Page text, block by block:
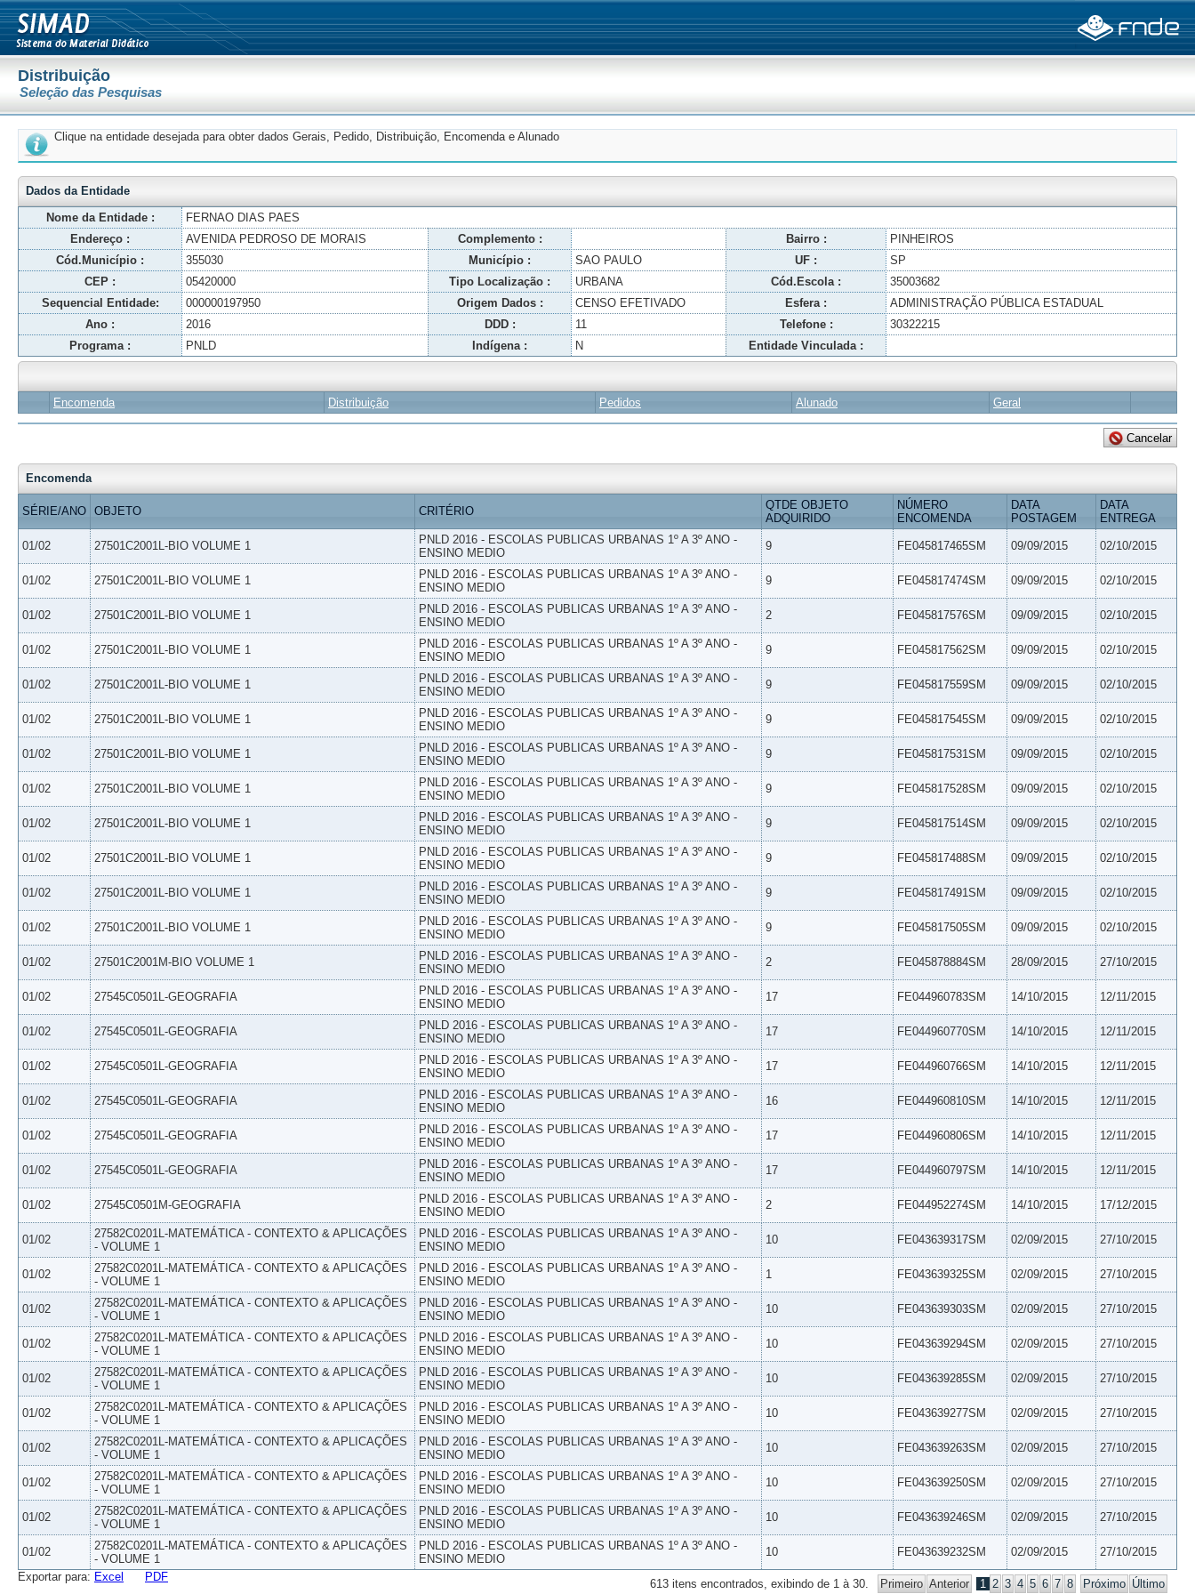
Distribuição
Seleção das Pesquisas
Clique na entidade desejada para obter dados Gerais, Pedido, Distribuição, Encomenda e Alunado
Dados da Entidade
Nome da Entidade :
FERNAO DIAS PAES
Endereço :
AVENIDA PEDROSO DE MORAIS Complemento : Bairro :
PINHEIROS
Cód.Município :
355030 Município : SAO PAULO UF :
SP
CEP :
05420000 Tipo Localização : URBANA Cód.Escola :
35003682
Sequencial Entidade:
000000197950 Origem Dados : CENSO EFETIVADO Esfera :
ADMINISTRAÇÃO PÚBLICA ESTADUAL
Ano :
2016 DDD : 11 Telefone :
30322215
Programa :
PNLD Indígena : N Entidade Vinculada :
Encomenda Distribuição Pedidos Alunado Geral
Encomenda
SÉRIE/ANO OBJETO CRITÉRIO
QTDE OBJETO
ADQUIRIDO
NÚMERO
ENCOMENDA
DATA
POSTAGEM
DATA
ENTREGA
01/02 27501C2001L-BIO VOLUME 1
PNLD 2016 - ESCOLAS PUBLICAS URBANAS 1º A 3º ANO -
ENSINO MEDIO
9 FE045817465SM 09/09/2015 02/10/2015
01/02 27501C2001L-BIO VOLUME 1
PNLD 2016 - ESCOLAS PUBLICAS URBANAS 1º A 3º ANO -
ENSINO MEDIO
9 FE045817474SM 09/09/2015 02/10/2015
01/02 27501C2001L-BIO VOLUME 1
PNLD 2016 - ESCOLAS PUBLICAS URBANAS 1º A 3º ANO -
ENSINO MEDIO
2 FE045817576SM 09/09/2015 02/10/2015
01/02 27501C2001L-BIO VOLUME 1
PNLD 2016 - ESCOLAS PUBLICAS URBANAS 1º A 3º ANO -
ENSINO MEDIO
9 FE045817562SM 09/09/2015 02/10/2015
01/02 27501C2001L-BIO VOLUME 1
PNLD 2016 - ESCOLAS PUBLICAS URBANAS 1º A 3º ANO -
ENSINO MEDIO
9 FE045817559SM 09/09/2015 02/10/2015
01/02 27501C2001L-BIO VOLUME 1
PNLD 2016 - ESCOLAS PUBLICAS URBANAS 1º A 3º ANO -
ENSINO MEDIO
9 FE045817545SM 09/09/2015 02/10/2015
01/02 27501C2001L-BIO VOLUME 1
PNLD 2016 - ESCOLAS PUBLICAS URBANAS 1º A 3º ANO -
ENSINO MEDIO
9 FE045817531SM 09/09/2015 02/10/2015
01/02 27501C2001L-BIO VOLUME 1
PNLD 2016 - ESCOLAS PUBLICAS URBANAS 1º A 3º ANO -
ENSINO MEDIO
9 FE045817528SM 09/09/2015 02/10/2015
01/02 27501C2001L-BIO VOLUME 1
PNLD 2016 - ESCOLAS PUBLICAS URBANAS 1º A 3º ANO -
ENSINO MEDIO
9 FE045817514SM 09/09/2015 02/10/2015
01/02 27501C2001L-BIO VOLUME 1
PNLD 2016 - ESCOLAS PUBLICAS URBANAS 1º A 3º ANO -
ENSINO MEDIO
9 FE045817488SM 09/09/2015 02/10/2015
01/02 27501C2001L-BIO VOLUME 1
PNLD 2016 - ESCOLAS PUBLICAS URBANAS 1º A 3º ANO -
ENSINO MEDIO
9 FE045817491SM 09/09/2015 02/10/2015
01/02 27501C2001L-BIO VOLUME 1
PNLD 2016 - ESCOLAS PUBLICAS URBANAS 1º A 3º ANO -
ENSINO MEDIO
9 FE045817505SM 09/09/2015 02/10/2015
01/02 27501C2001M-BIO VOLUME 1
PNLD 2016 - ESCOLAS PUBLICAS URBANAS 1º A 3º ANO -
ENSINO MEDIO
2 FE045878884SM 28/09/2015 27/10/2015
01/02 27545C0501L-GEOGRAFIA
PNLD 2016 - ESCOLAS PUBLICAS URBANAS 1º A 3º ANO -
ENSINO MEDIO
17 FE044960783SM 14/10/2015 12/11/2015
01/02 27545C0501L-GEOGRAFIA
PNLD 2016 - ESCOLAS PUBLICAS URBANAS 1º A 3º ANO -
ENSINO MEDIO
17 FE044960770SM 14/10/2015 12/11/2015
01/02 27545C0501L-GEOGRAFIA
PNLD 2016 - ESCOLAS PUBLICAS URBANAS 1º A 3º ANO -
ENSINO MEDIO
17 FE044960766SM 14/10/2015 12/11/2015
01/02 27545C0501L-GEOGRAFIA
PNLD 2016 - ESCOLAS PUBLICAS URBANAS 1º A 3º ANO -
ENSINO MEDIO
16 FE044960810SM 14/10/2015 12/11/2015
01/02 27545C0501L-GEOGRAFIA
PNLD 2016 - ESCOLAS PUBLICAS URBANAS 1º A 3º ANO -
ENSINO MEDIO
17 FE044960806SM 14/10/2015 12/11/2015
01/02 27545C0501L-GEOGRAFIA
PNLD 2016 - ESCOLAS PUBLICAS URBANAS 1º A 3º ANO -
ENSINO MEDIO
17 FE044960797SM 14/10/2015 12/11/2015
01/02 27545C0501M-GEOGRAFIA
PNLD 2016 - ESCOLAS PUBLICAS URBANAS 1º A 3º ANO -
ENSINO MEDIO
2 FE044952274SM 14/10/2015 17/12/2015
01/02
27582C0201L-MATEMÁTICA - CONTEXTO & APLICAÇÕES
- VOLUME 1
PNLD 2016 - ESCOLAS PUBLICAS URBANAS 1º A 3º ANO -
ENSINO MEDIO
10 FE043639317SM 02/09/2015 27/10/2015
01/02
27582C0201L-MATEMÁTICA - CONTEXTO & APLICAÇÕES
- VOLUME 1
PNLD 2016 - ESCOLAS PUBLICAS URBANAS 1º A 3º ANO -
ENSINO MEDIO
1 FE043639325SM 02/09/2015 27/10/2015
01/02
27582C0201L-MATEMÁTICA - CONTEXTO & APLICAÇÕES
- VOLUME 1
PNLD 2016 - ESCOLAS PUBLICAS URBANAS 1º A 3º ANO -
ENSINO MEDIO
10 FE043639303SM 02/09/2015 27/10/2015
01/02
27582C0201L-MATEMÁTICA - CONTEXTO & APLICAÇÕES
- VOLUME 1
PNLD 2016 - ESCOLAS PUBLICAS URBANAS 1º A 3º ANO -
ENSINO MEDIO
10 FE043639294SM 02/09/2015 27/10/2015
01/02
27582C0201L-MATEMÁTICA - CONTEXTO & APLICAÇÕES
- VOLUME 1
PNLD 2016 - ESCOLAS PUBLICAS URBANAS 1º A 3º ANO -
ENSINO MEDIO
10 FE043639285SM 02/09/2015 27/10/2015
01/02
27582C0201L-MATEMÁTICA - CONTEXTO & APLICAÇÕES
- VOLUME 1
PNLD 2016 - ESCOLAS PUBLICAS URBANAS 1º A 3º ANO -
ENSINO MEDIO
10 FE043639277SM 02/09/2015 27/10/2015
01/02
27582C0201L-MATEMÁTICA - CONTEXTO & APLICAÇÕES
- VOLUME 1
PNLD 2016 - ESCOLAS PUBLICAS URBANAS 1º A 3º ANO -
ENSINO MEDIO
10 FE043639263SM 02/09/2015 27/10/2015
01/02
27582C0201L-MATEMÁTICA - CONTEXTO & APLICAÇÕES
- VOLUME 1
PNLD 2016 - ESCOLAS PUBLICAS URBANAS 1º A 3º ANO -
ENSINO MEDIO
10 FE043639250SM 02/09/2015 27/10/2015
01/02
27582C0201L-MATEMÁTICA - CONTEXTO & APLICAÇÕES
- VOLUME 1
PNLD 2016 - ESCOLAS PUBLICAS URBANAS 1º A 3º ANO -
ENSINO MEDIO
10 FE043639246SM 02/09/2015 27/10/2015
01/02
27582C0201L-MATEMÁTICA - CONTEXTO & APLICAÇÕES
- VOLUME 1
PNLD 2016 - ESCOLAS PUBLICAS URBANAS 1º A 3º ANO -
ENSINO MEDIO
10 FE043639232SM 02/09/2015 27/10/2015
613 itens encontrados, exibindo de 1 à 30. Primeiro Anterior 1 2 3 4 5 6 7 8 Próximo Último
Exportar para: Excel PDF